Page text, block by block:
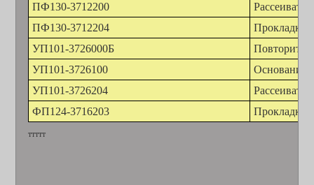
ПФ130-3712200
ПФ130-3712204
Прокладка
УП101-3726000Б
УП101-3726100
Основание
УП101-3726204
ФП124-3716203
Прокладка
ттттт